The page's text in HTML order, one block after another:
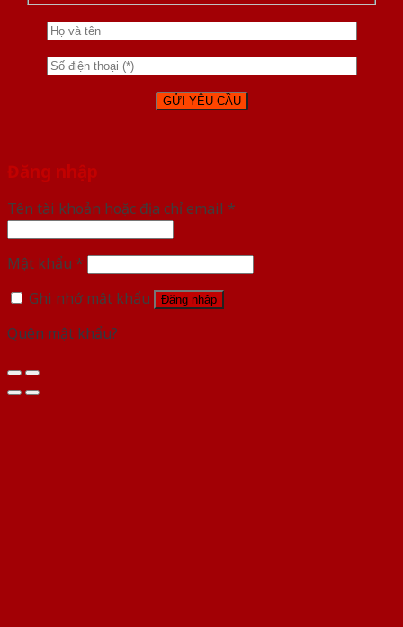
Đăng nhập
Tên tài khoản hoặc địa chỉ email *
Mật khẩu *
Ghi nhớ mật khẩu
Đăng nhập
Quên mật khẩu?